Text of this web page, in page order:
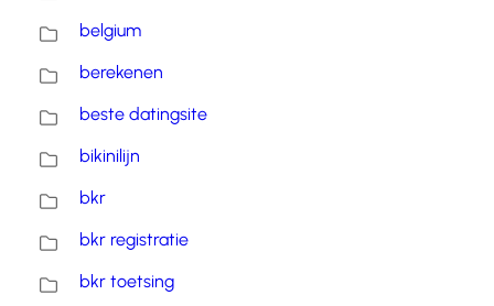
belgium
berekenen
beste datingsite
bikinilijn
bkr
bkr registratie
bkr toetsing